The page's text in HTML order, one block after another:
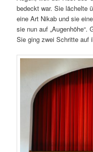
bedeckt war. Sie lächelte
eine Art Nikab und sie
sie nun auf „Augenhöhe“.
Sie ging zwei Schritte auf